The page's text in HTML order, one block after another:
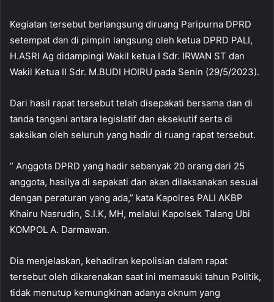
Kegiatan tersebut berlangsung diruang Paripurna DPRD
setempat dan di pimpin langsung oleh ketua DPRD PALI,
H.ASRI Ag didampingi Wakil ketua I Sdr. IRWAN ST dan
Wakil Ketua II Sdr. M.BUDI HOIRU pada Senin (29/5/2023).
Dari hasil rapat tersebut telah disepakati bersama dan di
tanda tangani antara legislatif dan eksekutif serta di
saksikan oleh seluruh yang hadir di ruang rapat tersebut.
” Anggota DPRD yang hadir sebanyak 20 orang dari 25
anggota, hasilya di sepakati dan akan dilaksanakan sesuai
dengan peraturan yang ada,” kata Kapolres PALI AKBP
Khairu Nasrudin, S.I.K, MH, melalui Kapolsek Talang Ubi
KOMPOL A. Darmawan.
Dia menjelaskan, kehadiran kepolisian dalam rapat
tersebut oleh dikarenakan saat ini memasuki tahun Politik,
tidak menutup kemungkinan adanya oknum yang